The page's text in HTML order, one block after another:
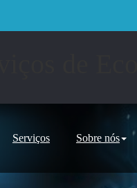
Serviços Sobre nós